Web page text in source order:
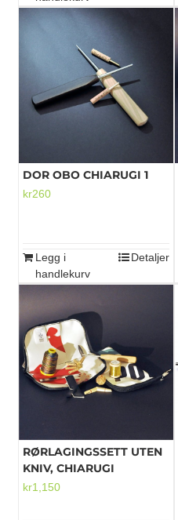
DOR OBO CHIARUGI 1
kr260
Legg i
handlekurv
Detaljer
RØRLAGINGSSETT UTEN
KNIV, CHIARUGI
kr1,150